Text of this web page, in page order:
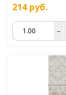
214руб.
–